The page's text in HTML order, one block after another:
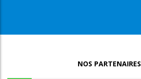
NOS PARTENAIRES